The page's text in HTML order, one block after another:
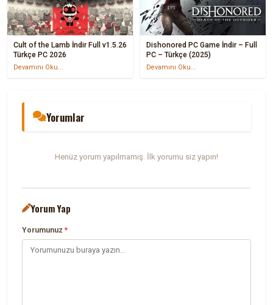
Cult of the Lamb İndir Full v1.5.26
Türkçe PC 2026
Devamını Oku...
Dishonored PC Game İndir – Full
PC – Türkçe (2025)
Devamını Oku...
Yorumlar
Henüz yorum yapılmamış. İlk yorumu siz yapın!
Yorum Yap
Yorumunuz*